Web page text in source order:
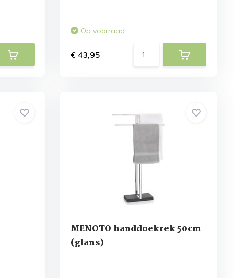
Op voorraad
€ 43,95
MENOTO handdoekrek 50cm
(glans)